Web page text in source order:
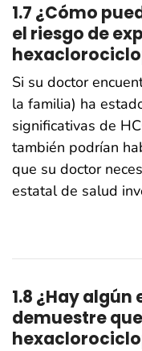
1.7 ¿Cómo
el riesgo de
Si su doctor
la familia) ha
significativas de
también podrían
que su doctor
estatal de salud
1.8 ¿Hay
demuestre